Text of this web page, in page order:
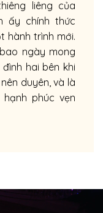
liêng của
ấy chính thức
hành trình mới.
ngày mong
hai bên khi
duyên, và là
phúc vẹn